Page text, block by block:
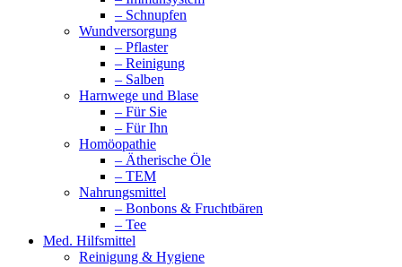
– Schnupfen
Wundversorgung
– Pflaster
– Reinigung
– Salben
Harnwege und Blase
– Für Sie
– Für Ihn
Homöopathie
– Ätherische Öle
– TEM
Nahrungsmittel
– Bonbons & Fruchtbären
– Tee
Med. Hilfsmittel
Reinigung & Hygiene